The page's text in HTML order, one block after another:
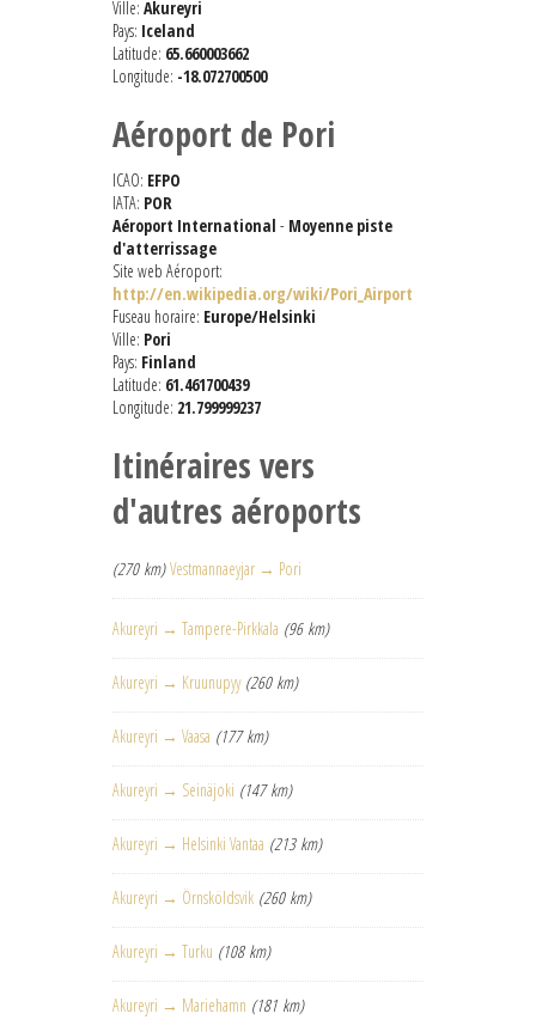
Ville: Akureyri
Pays: Iceland
Latitude: 65.660003662
Longitude: -18.072700500
Aéroport de Pori
ICAO: EFPO
IATA: POR
Aéroport International - Moyenne piste
d'atterrissage
Site web Aéroport:
http://en.wikipedia.org/wiki/Pori_Airport
Fuseau horaire: Europe/Helsinki
Ville: Pori
Pays: Finland
Latitude: 61.461700439
Longitude: 21.799999237
Itinéraires vers
d'autres aéroports
(270 km) Vestmannaeyjar → Pori
Akureyri → Tampere-Pirkkala (96 km)
Akureyri → Kruunupyy (260 km)
Akureyri → Vaasa (177 km)
Akureyri → Seinäjoki (147 km)
Akureyri → Helsinki Vantaa (213 km)
Akureyri → Örnsköldsvik (260 km)
Akureyri → Turku (108 km)
Akureyri → Mariehamn (181 km)